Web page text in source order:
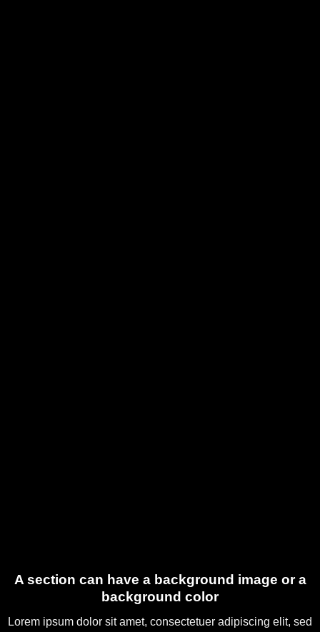
A section can have a background image or a
background color
Lorem ipsum dolor sit amet, consectetuer adipiscing elit, sed